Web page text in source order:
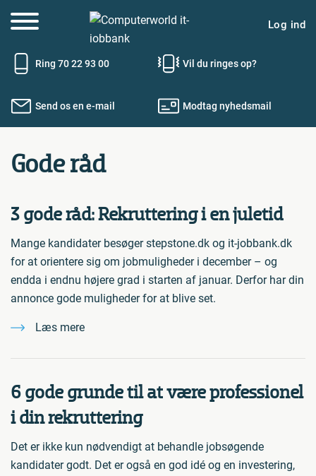
Log ind
Ring 70 22 93 00 Vil du ringes op?
Send os en e-mail Modtag nyhedsmail
Gode råd
3 gode råd: Rekruttering i en juletid
Mange kandidater besøger stepstone.dk og it-jobbank.dk
for at orientere sig om jobmuligheder i december – og
endda i endnu højere grad i starten af januar. Derfor har din
annonce gode muligheder for at blive set.
Læs mere
6 gode grunde til at være professionel
i din rekruttering
Det er ikke kun nødvendigt at behandle jobsøgende
kandidater godt. Det er også en god idé og en investering,